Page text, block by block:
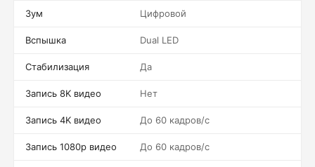
Зум Цифровой
Вспышка Dual LED
Стабилизация Да
Запись 8K видео Нет
Запись 4K видео До 60 кадров/c
Запись 1080p видео До 60 кадров/c